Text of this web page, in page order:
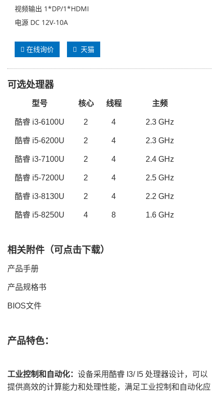
视频输出 1*DP/1*HDMI
电源 DC 12V-10A
在线询价 天猫
可选处理器
型号 核心 线程 主频
酷睿 i3-6100U 2 4 2.3 GHz
酷睿 i5-6200U 2 4 2.3 GHz
酷睿 i3-7100U 2 4 2.4 GHz
酷睿 i5-7200U 2 4 2.5 GHz
酷睿 i3-8130U 2 4 2.2 GHz
酷睿 i5-8250U 4 8 1.6 GHz
相关附件（可点击下载）
产品手册
产品规格书
BIOS文件
产品特色：
工业控制和自动化： 设备采用酷睿 I3/ I 5 处理器设计，可以
提供高效的计算能力和处理性能，满足工业控制和自动化应